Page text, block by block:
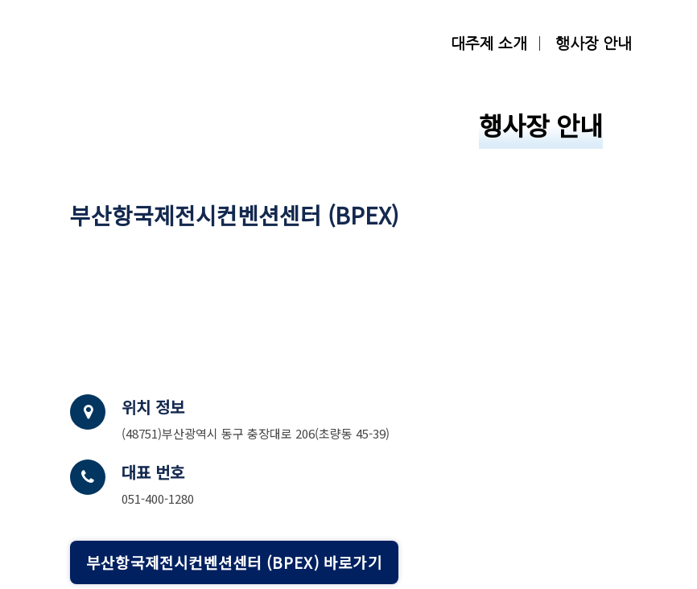
대주제 소개 행사장 안내
행사장 안내
부산항국제전시컨벤션센터 (BPEX)
위치 정보
(48751)부산광역시 동구 충장대로 206(초량동 45-39)
대표 번호
051-400-1280
부산항국제전시컨벤션센터 (BPEX) 바로가기